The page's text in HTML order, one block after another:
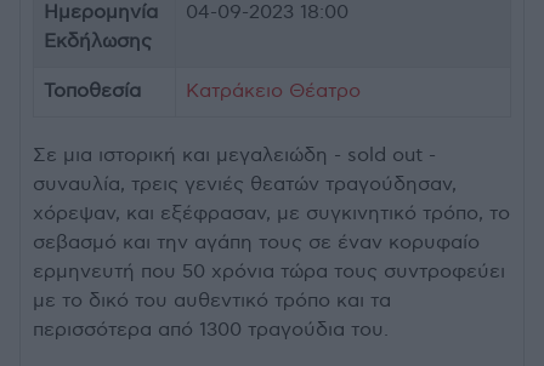
Ημερομηνία
Εκδήλωσης
04-09-2023 18:00
Τοποθεσία Κατράκειο Θέατρο
Σε μια ιστορική και μεγαλειώδη - sold out -
συναυλία, τρεις γενιές θεατών τραγούδησαν,
χόρεψαν, και εξέφρασαν, με συγκινητικό τρόπο, το
σεβασμό και την αγάπη τους σε έναν κορυφαίο
ερμηνευτή που 50 χρόνια τώρα τους συντροφεύει
με το δικό του αυθεντικό τρόπο και τα
περισσότερα από 1300 τραγούδια του.